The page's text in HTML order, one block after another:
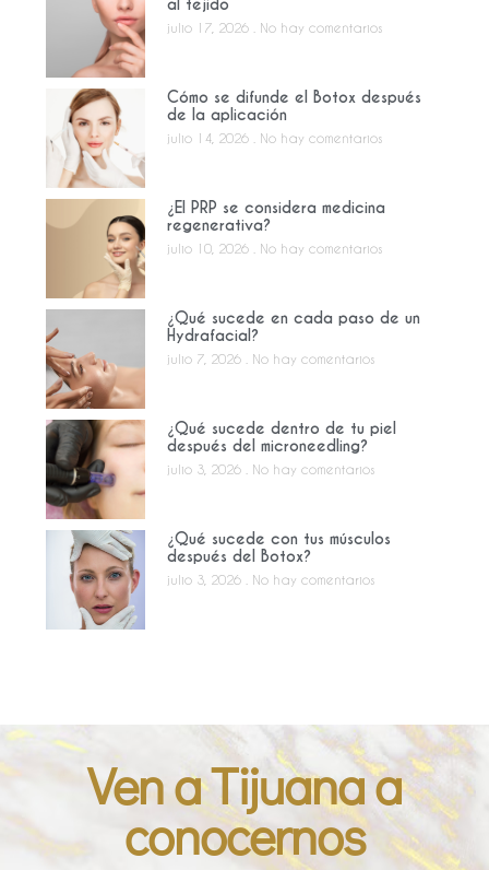
al tejido
julio 17, 2026 No hay comentarios
Cómo se difunde el Botox después
de la aplicación
julio 14, 2026 No hay comentarios
¿El PRP se considera medicina
regenerativa?
julio 10, 2026 No hay comentarios
¿Qué sucede en cada paso de un
Hydrafacial?
julio 7, 2026 No hay comentarios
¿Qué sucede dentro de tu piel
después del microneedling?
julio 3, 2026 No hay comentarios
¿Qué sucede con tus músculos
después del Botox?
julio 3, 2026 No hay comentarios
Ven a Tijuana a
conocernos